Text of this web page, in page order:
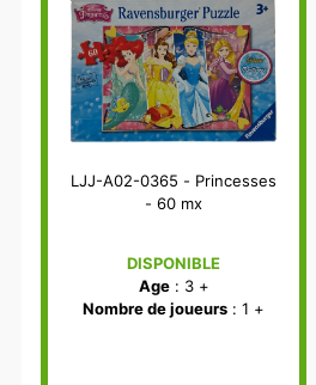
LJJ-A02-0365 - Princesses
- 60 mx
DISPONIBLE
Age: 3 +
Nombre de joueurs : 1 +